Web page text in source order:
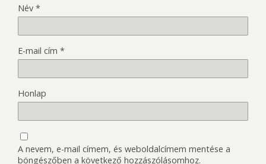
Név *
E-mail cím *
Honlap
A nevem, e-mail címem, és weboldalcímem mentése a
böngészőben a következő hozzászólásomhoz.